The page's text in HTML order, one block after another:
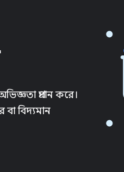
প্রদান করে।
বিদ্যমান